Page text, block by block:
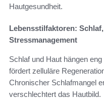
Hautgesundheit.
Lebensstilfaktoren:
Stressmanagement
Schlaf und Haut hängen
fördert zelluläre
Chronischer Schlafmangel
verschlechtert das Hautbild.